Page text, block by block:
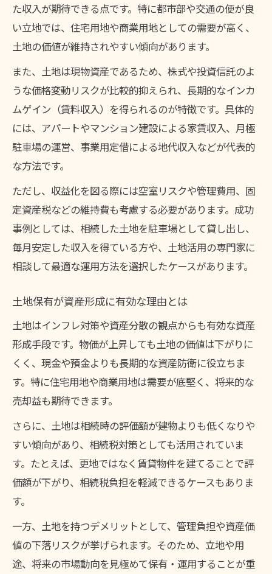
土地活用で安定収入を得る方法を解説
土地の特性を活かした収益化のヒント
土地を持つ人が選ぶべき活用方法とは
土地の活用法でデメリットを軽減する工夫
土地持ちが注目する将来設計のポイント
土地持ちならではの相続対策ポイント
土地保有が相続対策に有効な理由とは
土地を持つ人の相続税評価額のポイント
土地の持ち方で変わる相続対策の効果
土地持ちが意識すべき相続リスクの回避策
土地を活用して相続税負担を軽減する方法
なぜ土地を保有し続ける人が増えているのか
土地保有者が増加する社会的背景を探る
土地持ちが支持される現代の資産観とは
土地を持つことが家計安定につながる理由
土地を売らない選択が増える現状の理由
土地活用が家計の柱になる理由に迫る
土地を持つことで得られる家計安定効果
土地の活用次第で収益基盤が強化できる
土地を収益化して家計を支える方法とは
土地持ちが実践する家計管理のポイント
土地の収益性と維持費の最適バランス
た収入が期待できる点です。特に都市部や交通の便が良
い立地では、住宅用地や商業用地としての需要が高く、
土地の価値が維持されやすい傾向があります。
また、土地は現物資産であるため、株式や投資信託のよ
うな価格変動リスクが比較的抑えられ、長期的なインカ
ムゲイン（賃料収入）を得られるのが特徴です。具体的
には、アパートやマンション建設による家賃収入、月極
駐車場の運営、事業用定借による地代収入などが代表的
な方法です。
ただし、収益化を図る際には空室リスクや管理費用、固
定資産税などの維持費も考慮する必要があります。成功
事例としては、相続した土地を駐車場として貸し出し、
毎月安定した収入を得ている方や、土地活用の専門家に
相談して最適な運用方法を選択したケースがあります。
土地保有が資産形成に有効な理由とは
土地はインフレ対策や資産分散の観点からも有効な資産
形成手段です。物価が上昇しても土地の価値は下がりに
くく、現金や預金よりも長期的な資産防衛に役立ちま
す。特に住宅用地や商業用地は需要が底堅く、将来的な
売却益も期待できます。
さらに、土地は相続時の評価額が建物よりも低くなりや
すい傾向があり、相続税対策としても活用されていま
す。たとえば、更地ではなく賃貸物件を建てることで評
価額が下がり、相続税負担を軽減できるケースもありま
す。
一方、土地を持つデメリットとして、管理負担や資産価
値の下落リスクが挙げられます。そのため、立地や用
途、将来の市場動向を見極めて保有・運用することが重